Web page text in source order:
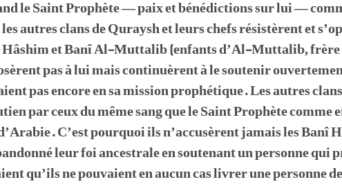
le Saint Prophète — paix et bénédictions sur lui —
autres clans de Quraysh et leurs chefs résistèrent et
Hâshim et Banî Al-Muttalib (enfants d’Al-Muttalib, frère
pas à lui mais continuèrent à le soutenir
pas encore en sa mission prophétique. Les autres
par ceux du même sang que le Saint Prophète comme
C’est pourquoi ils n’accusèrent jamais les Banî
leur foi ancestrale en soutenant un personne qui
qu’ils ne pouvaient en aucun cas livrer une personne